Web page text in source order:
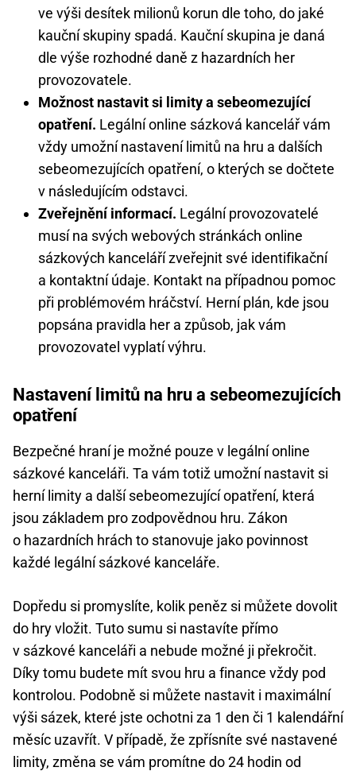
ve výši desítek milionů korun dle toho, do jaké
kauční skupiny spadá. Kauční skupina je daná
dle výše rozhodné daně z hazardních her
provozovatele.
Možnost nastavit si limity a sebeomezující
opatření. Legální online sázková kancelář vám
vždy umožní nastavení limitů na hru a dalších
sebeomezujících opatření, o kterých se dočtete
v následujícím odstavci.
Zveřejnění informací. Legální provozovatelé
musí na svých webových stránkách online
sázkových kanceláří zveřejnit své identifikační
a kontaktní údaje. Kontakt na případnou pomoc
při problémovém hráčství. Herní plán, kde jsou
popsána pravidla her a způsob, jak vám
provozovatel vyplatí výhru.
Nastavení limitů na hru a sebeomezujících
opatření
Bezpečné hraní je možné pouze v legální online
sázkové kanceláři. Ta vám totiž umožní nastavit si
herní limity a další sebeomezující opatření, která
jsou základem pro zodpovědnou hru. Zákon
o hazardních hrách to stanovuje jako povinnost
každé legální sázkové kanceláře.
Dopředu si promyslíte, kolik peněz si můžete dovolit
do hry vložit. Tuto sumu si nastavíte přímo
v sázkové kanceláři a nebude možné ji překročit.
Díky tomu budete mít svou hru a finance vždy pod
kontrolou. Podobně si můžete nastavit i maximální
výši sázek, které jste ochotni za 1 den či 1 kalendářní
měsíc uzavřít. V případě, že zpřísníte své nastavené
limity, změna se vám promítne do 24 hodin od